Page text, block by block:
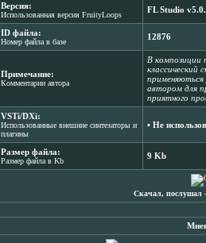
Версия:
Использованная версия FruityLoops
FL Studio
ID файла:
Номер файла в базе
12876
Примечание:
Комментарии автора
В композиции
классический
применяються
автором для
приятного
VSTi/DXi:
Использованные внешние синтезаторы и
плагины
▪ Не
Размер файла:
Размер файла в Kb
9 Kb
Скачал, послушал